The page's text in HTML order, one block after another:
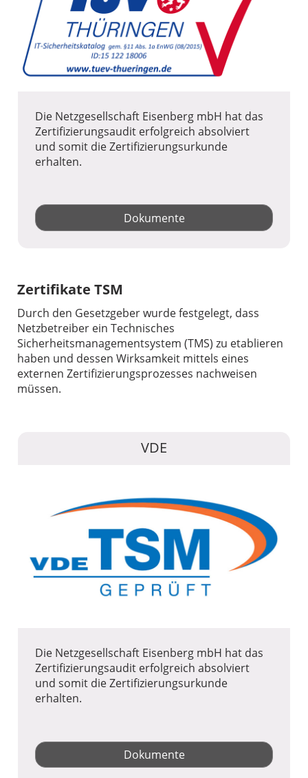
Die Netzgesellschaft Eisenberg mbH hat das
Zertifizierungsaudit erfolgreich absolviert
und somit die Zertifizierungsurkunde
erhalten.
Dokumente
Zertifikate TSM
Durch den Gesetzgeber wurde festgelegt, dass
Netzbetreiber ein Technisches
Sicherheitsmanagementsystem (TMS) zu etablieren
haben und dessen Wirksamkeit mittels eines
externen Zertifizierungsprozesses nachweisen
müssen.
VDE
Die Netzgesellschaft Eisenberg mbH hat das
Zertifizierungsaudit erfolgreich absolviert
und somit die Zertifizierungsurkunde
erhalten.
Dokumente